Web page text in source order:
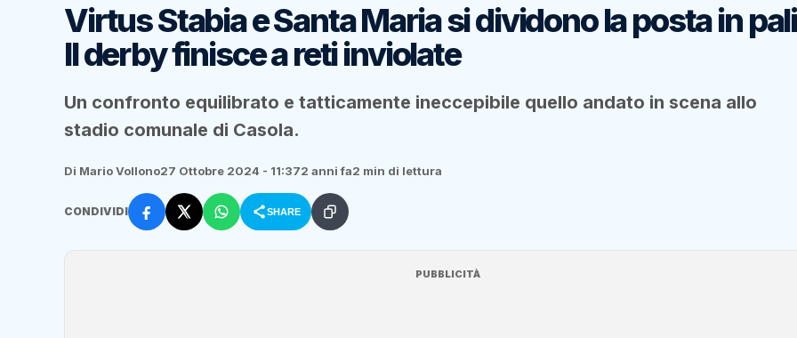
Virtus Stabia e Santa Maria si dividono la posta in
Il derby finisce a reti inviolate
Un confronto equilibrato e tatticamente ineccepibile quello andato in scena allo
stadio comunale di Casola.
Di Mario Vollono27 Ottobre 2024 - 11:372 anni fa2 min di lettura
CONDIVIDI SHARE
PUBBLICITÀ